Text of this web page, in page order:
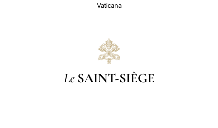
Vaticana
Le SAINT-SIÈGE